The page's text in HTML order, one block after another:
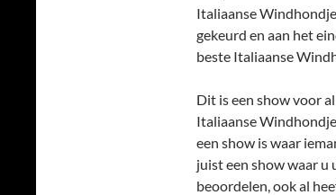
Italiaanse
gekeurd en aan het
beste Italiaanse
Dit is een show voor
Italiaanse
een show is waar
juist een show waar
beoordelen, ook al